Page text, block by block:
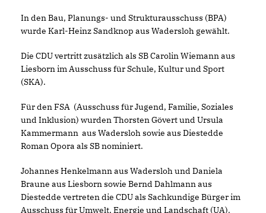
In den Bau, Planungs- und Strukturausschuss (BPA)
wurde Karl-Heinz Sandknop aus Wadersloh gewählt.
Die CDU vertritt zusätzlich als SB Carolin Wiemann aus
Liesborn im Ausschuss für Schule, Kultur und Sport
(SKA).
Für den FSA (Ausschuss für Jugend, Familie, Soziales
und Inklusion) wurden Thorsten Gövert und Ursula
Kammermann aus Wadersloh sowie aus Diestedde
Roman Opora als SB nominiert.
Johannes Henkelmann aus Wadersloh und Daniela
Braune aus Liesborn sowie Bernd Dahlmann aus
Diestedde vertreten die CDU als Sachkundige Bürger im
Ausschuss für Umwelt, Energie und Landschaft (UA).